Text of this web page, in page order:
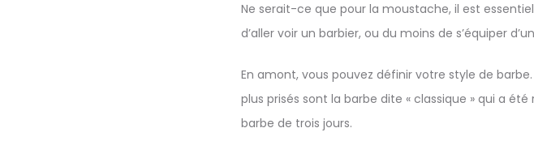
Ne serait-ce que pour la moustache, il est
d’aller voir un barbier, ou du moins de s’équiper
En amont, vous pouvez définir votre style de
plus prisés sont la barbe dite « classique » qui a
barbe de trois jours.